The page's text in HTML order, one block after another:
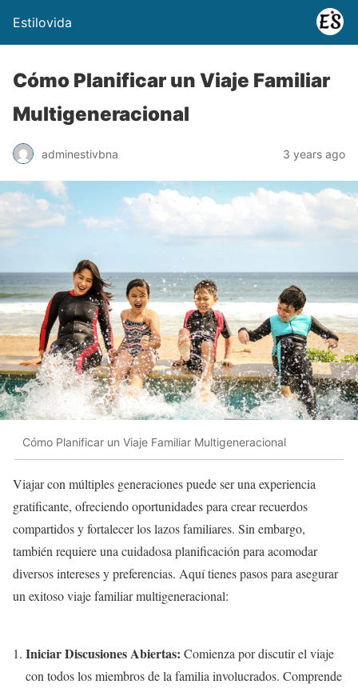
Estilovida
Cómo Planificar un Viaje Familiar
Multigeneracional
adminestivbna 3 years ago
Cómo Planificar un Viaje Familiar Multigeneracional
Viajar con múltiples generaciones puede ser una experiencia
gratificante, ofreciendo oportunidades para crear recuerdos
compartidos y fortalecer los lazos familiares. Sin embargo,
también requiere una cuidadosa planificación para acomodar
diversos intereses y preferencias. Aquí tienes pasos para asegurar
un exitoso viaje familiar multigeneracional:
Iniciar Discusiones Abiertas: Comienza por discutir el viaje
con todos los miembros de la familia involucrados. Comprende